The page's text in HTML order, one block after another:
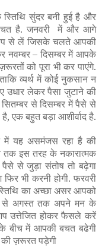
सुंदर बनी हुई है और
है. जनवरी में और आगे
से लें जिसके चलते आपकी
– दिसम्बर में आपके
को पूरा भी कर पाएंगे.
व्यर्थ में कोई नुकसान न
उधार लेकर पैसा जुटाने की
से दिसम्बर में पैसे से
बहुत बड़ा आशीर्वाद है.
यह असमंजस रहा है की
तक इस तरह के नकारात्मक
पैसे से जुड़ा संतोष तो बढ़ेगा
भी करनी होगी. फरवरी
का अच्छा असर आपको
से अगस्त तक अपने मन के
उत्तेजित होकर फैसले करें
में आपकी बचत बढेगी
ज़रूरत पड़ेगी